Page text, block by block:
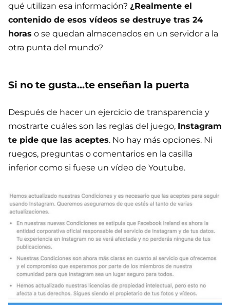
qué utilizan esa información? ¿Realmente el
contenido de esos vídeos se destruye tras 24
horas o se quedan almacenados en un servidor a la
otra punta del mundo?
Si no te gusta...te enseñan la puerta
Después de hacer un ejercicio de transparencia y
mostrarte cuáles son las reglas del juego, Instagram
te pide que las aceptes. No hay más opciones. Ni
ruegos, preguntas o comentarios en la casilla
inferior como si fuese un vídeo de Youtube.